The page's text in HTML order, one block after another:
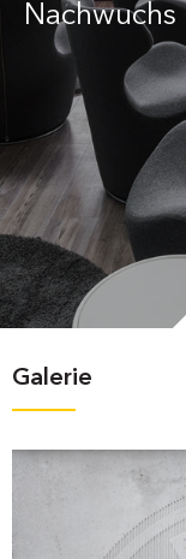
Nachwuchs
Galerie